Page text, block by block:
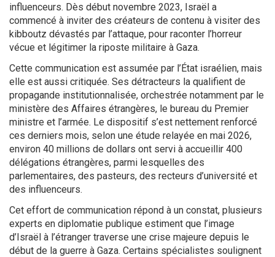
influenceurs. Dès début novembre 2023, Israël a
commencé à inviter des créateurs de contenu à visiter des
kibboutz dévastés par l’attaque, pour raconter l’horreur
vécue et légitimer la riposte militaire à Gaza.
Cette communication est assumée par l’État israélien, mais
elle est aussi critiquée. Ses détracteurs la qualifient de
propagande institutionnalisée, orchestrée notamment par le
ministère des Affaires étrangères, le bureau du Premier
ministre et l’armée. Le dispositif s’est nettement renforcé
ces derniers mois, selon une étude relayée en mai 2026,
environ 40 millions de dollars ont servi à accueillir 400
délégations étrangères, parmi lesquelles des
parlementaires, des pasteurs, des recteurs d’université et
des influenceurs.
Cet effort de communication répond à un constat, plusieurs
experts en diplomatie publique estiment que l’image
d’Israël à l’étranger traverse une crise majeure depuis le
début de la guerre à Gaza. Certains spécialistes soulignent